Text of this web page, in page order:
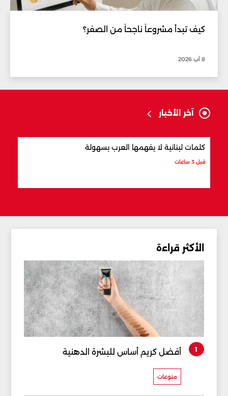
كيف تبدأ مشروعاً ناجحاً من الصفر؟
8 آب 2026
آخر الأخبار
كلمات لبنانية لا يفهمها العرب بسهولة
قبل 3 ساعات
الأكثر قراءة
1 أفضل كريم أساس للبشرة الدهنية
منوعات